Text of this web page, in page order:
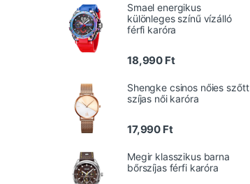
Smael energikus
különleges színű vízálló
férfi karóra
18,990 Ft
Shengke csinos nőies szőtt
szíjas női karóra
17,990 Ft
Megir klasszikus barna
bőrszíjas férfi karóra